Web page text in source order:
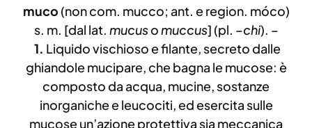
muco (non com. mucco; ant. e region. móco)
s. m. [dal lat. mucusomuccus] (pl. –chi). –
1. Liquido vischioso e filante, secreto dalle
ghiandole mucipare, che bagna le mucose: è
composto da acqua, mucine, sostanze
inorganiche e leucociti, ed esercita sulle
mucose un’azione protettiva sia meccanica